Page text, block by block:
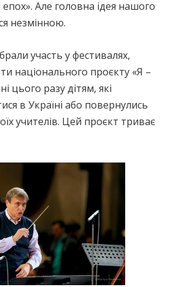
епох». Але головна ідея нашого
незмінною.
участь у фестивалях,
національного проєкту «Я –
цього разу дітям, які
в Україні або повернулись
учителів. Цей проєкт триває